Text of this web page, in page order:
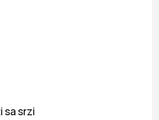
sa srzi